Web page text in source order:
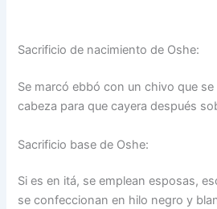
Sacrificio de nacimiento de Oshe:
Se marcó ebbó con un chivo que
cabeza para que cayera después
Sacrificio base de Oshe:
Si es en itá, se emplean esposas,
se confeccionan en hilo negro y